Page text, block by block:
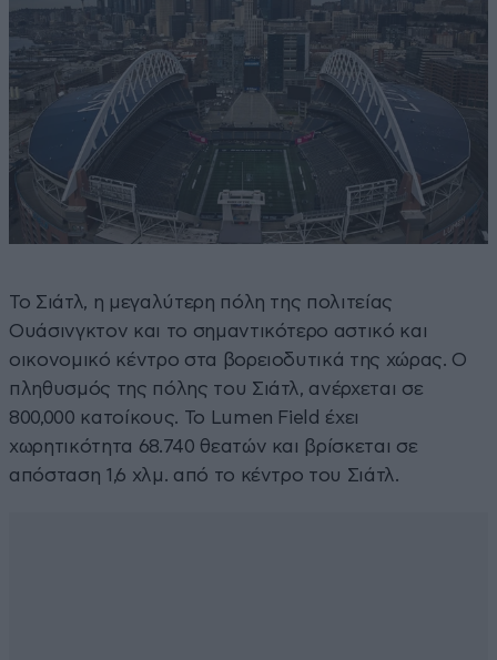
Το Σιάτλ, η μεγαλύτερη πόλη της πολιτείας
Ουάσινγκτον και το σημαντικότερο αστικό και
οικονομικό κέντρο στα βορειοδυτικά της χώρας. Ο
πληθυσμός της πόλης του Σιάτλ, ανέρχεται σε
800,000 κατοίκους. Το Lumen Field έχει
χωρητικότητα 68.740 θεατών και βρίσκεται σε
απόσταση 1,6 χλμ. από το κέντρο του Σιάτλ.